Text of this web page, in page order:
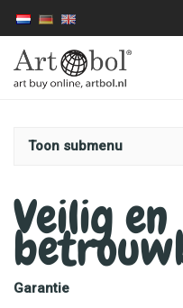
Toon submenu
Veilig en
Garantie